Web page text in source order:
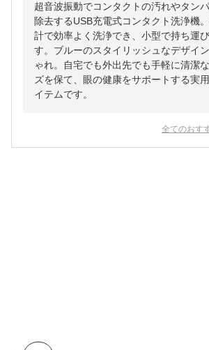
超音波振動でコンタクトの汚れやタン
除去するUSB充電式コンタクト洗浄機
計で効率よく洗浄でき、小型で持ち運
す。ブルーのスタイリッシュなデザイ
ゃれ。自宅でも外出先でも手軽に清潔
ズを保て、眼の健康をサポートする実
イテムです。
全てのおす